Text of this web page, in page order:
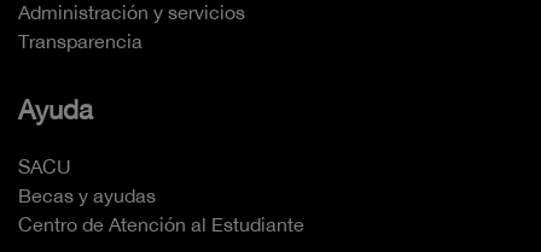
Administración y servicios
Transparencia
Ayuda
SACU
Becas y ayudas
Centro de Atención al Estudiante